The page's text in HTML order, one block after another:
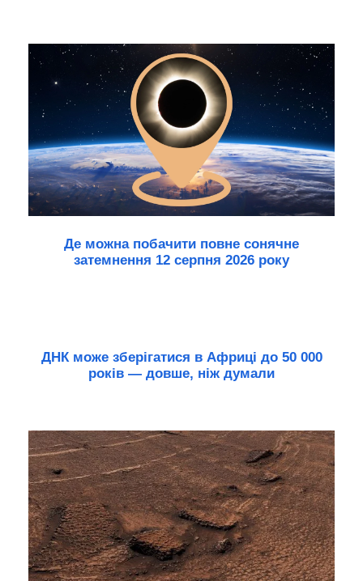
Де можна побачити повне сонячне
затемнення 12 серпня 2026 року
ДНК може зберігатися в Африці до 50 000
років — довше, ніж думали